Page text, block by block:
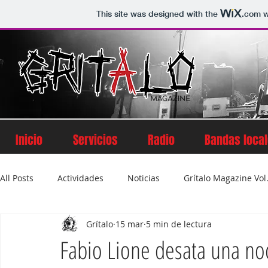
This site was designed with the .com
Inicio Servicios Radio Bandas
All Posts Actividades Noticias Grítalo Magazine
Grítalo Magazine Volumen 2 Grítalo Magazine Vol. 5
Fabio Lione desata una
Grítalo 15 mar 5 min de lectura